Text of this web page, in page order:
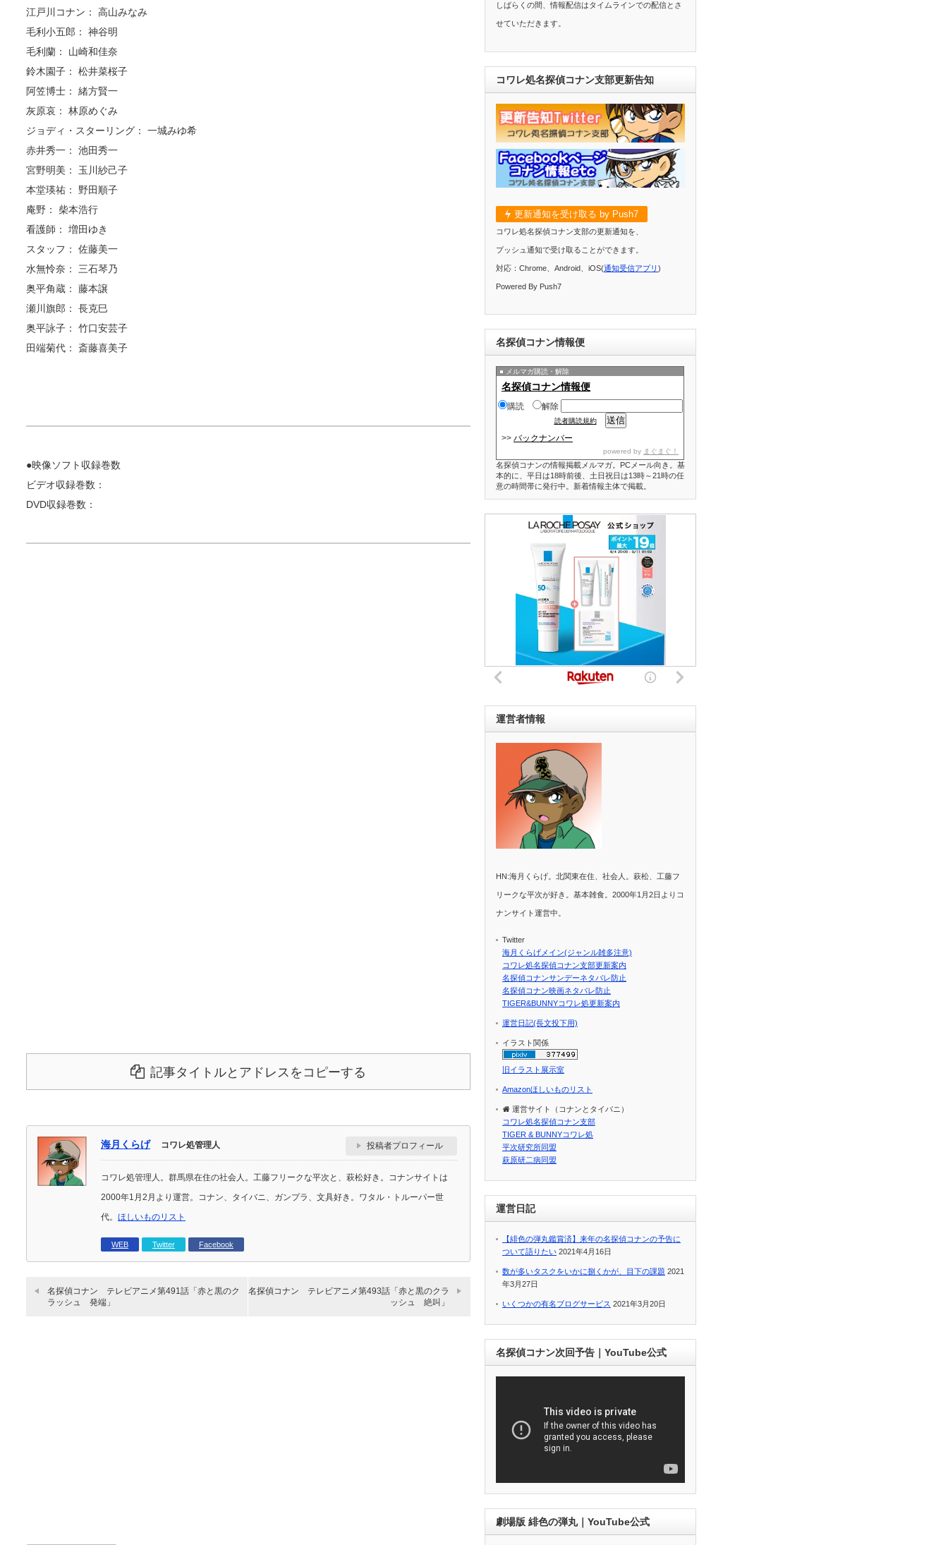
江戸川コナン： 高山みなみ
毛利小五郎： 神谷明
毛利蘭： 山崎和佳奈
鈴木園子： 松井菜桜子
阿笠博士： 緒方賢一
灰原哀： 林原めぐみ
ジョディ・スターリング： 一城みゆ希
赤井秀一： 池田秀一
宮野明美： 玉川紗己子
本堂瑛祐： 野田順子
庵野： 柴本浩行
看護師： 増田ゆき
スタッフ： 佐藤美一
水無怜奈： 三石琴乃
奥平角蔵： 藤本譲
瀬川旗郎： 長克巳
奥平詠子： 竹口安芸子
田端菊代： 斎藤喜美子
●映像ソフト収録巻数
ビデオ収録巻数：
DVD収録巻数：
記事タイトルとアドレスをコピーする
海月くらげ コワレ処管理人 投稿者プロフィール
コワレ処管理人。群馬県在住の社会人。工藤フリークな平次と、萩松好き。コナンサイトは
2000年1月2月より運営。コナン、タイバニ、ガンプラ、文具好き。ワタル・トルーパー世
代。 ほしいものリスト
WEB Twitter Facebook
名探偵コナン テレビアニメ第491話「赤と黒のク
ラッシュ 発端」
名探偵コナン テレビアニメ第493話「赤と黒のクラ
ッシュ 絶叫」
しばらくの間、情報配信はタイムラインでの配信とさ
せていただきます。
コワレ処名探偵コナン支部更新告知
更新通知を受け取る by Push7
コワレ処名探偵コナン支部の更新通知を、
プッシュ通知で受け取ることができます。
対応：Chrome、Android、iOS(通知受信アプリ )
Powered By Push7
名探偵コナン情報便
メルマガ購読・解除
名探偵コナン情報便
購読 解除
読者購読規約
>> バックナンバー
powered by まぐまぐ！
名探偵コナンの情報掲載メルマガ。PCメール向き。基
本的に、平日は18時前後、土日祝日は13時～21時の任
意の時間帯に発行中。新着情報主体で掲載。
運営者情報
HN:海月くらげ。北関東在住、社会人。萩松、工藤フ
リークな平次が好き。基本雑食。2000年1月2日よりコ
ナンサイト運営中。
Twitter
海月くらげメイン(ジャンル雑多注意)
コワレ処名探偵コナン支部更新案内
名探偵コナンサンデーネタバレ防止
名探偵コナン映画ネタバレ防止
TIGER&BUNNYコワレ処更新案内
運営日記(長文投下用)
イラスト関係
旧イラスト展示室
Amazonほしいものリスト
運営サイト（コナンとタイバニ）
コワレ処名探偵コナン支部
TIGER & BUNNYコワレ処
平次研究所同盟
萩原研二病同盟
運営日記
【緋色の弾丸鑑賞済】来年の名探偵コナンの予告に
ついて語りたい 2021年4月16日
数が多いタスクをいかに捌くかが、目下の課題 2021
年3月27日
いくつかの有名ブログサービス 2021年3月20日
名探偵コナン次回予告｜YouTube公式
劇場版 緋色の弾丸｜YouTube公式